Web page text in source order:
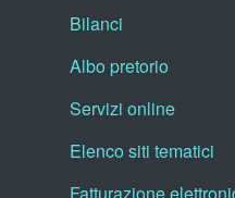
Bilanci
Albo pretorio
Servizi online
Elenco siti tematici